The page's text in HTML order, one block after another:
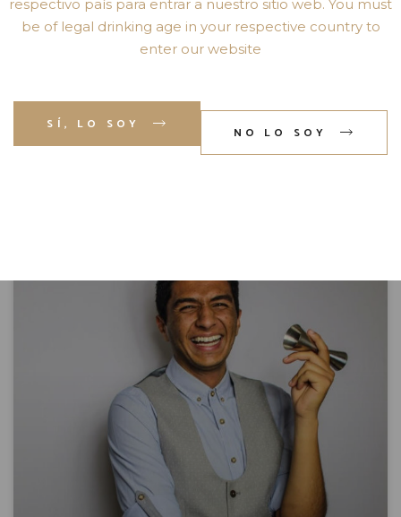
respectivo país para entrar a nuestro sitio web. You must
be of legal drinking age in your respective country to
enter our website
SÍ, LO SOY
NO LO SOY
Ingredientes: 60 ml de Mezcal Atado 25 ml de Oleo
VER RECETA »